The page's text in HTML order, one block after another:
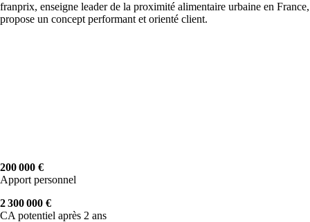
franprix, enseigne leader de la proximité alimentaire urbaine en France,
propose un concept performant et orienté client.
200 000 €
Apport personnel
2 300 000 €
CA potentiel après 2 ans